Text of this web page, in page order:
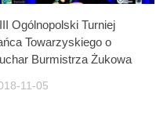
Ogólnopolski Turniej
Towarzyskiego o
Burmistrza Żukowa
11-05